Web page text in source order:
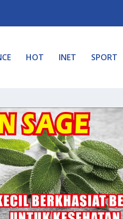
HOT INET SPORT